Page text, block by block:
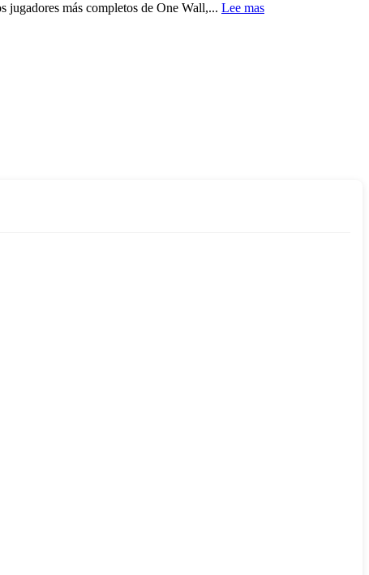
más completos de One Wall,... Lee mas